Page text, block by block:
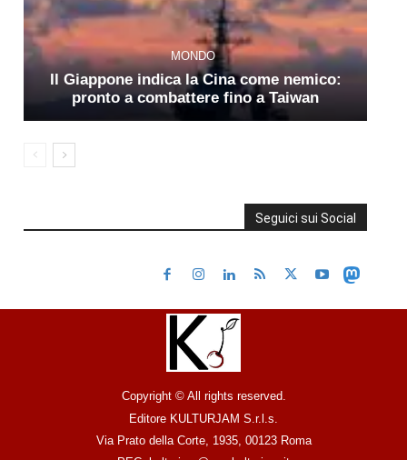
MONDO
Il Giappone indica la Cina come nemico:
pronto a combattere fino a Taiwan
Seguici sui Social
Copyright © All rights reserved.
Editore KULTURJAM S.r.l.s.
Via Prato della Corte, 1935, 00123 Roma